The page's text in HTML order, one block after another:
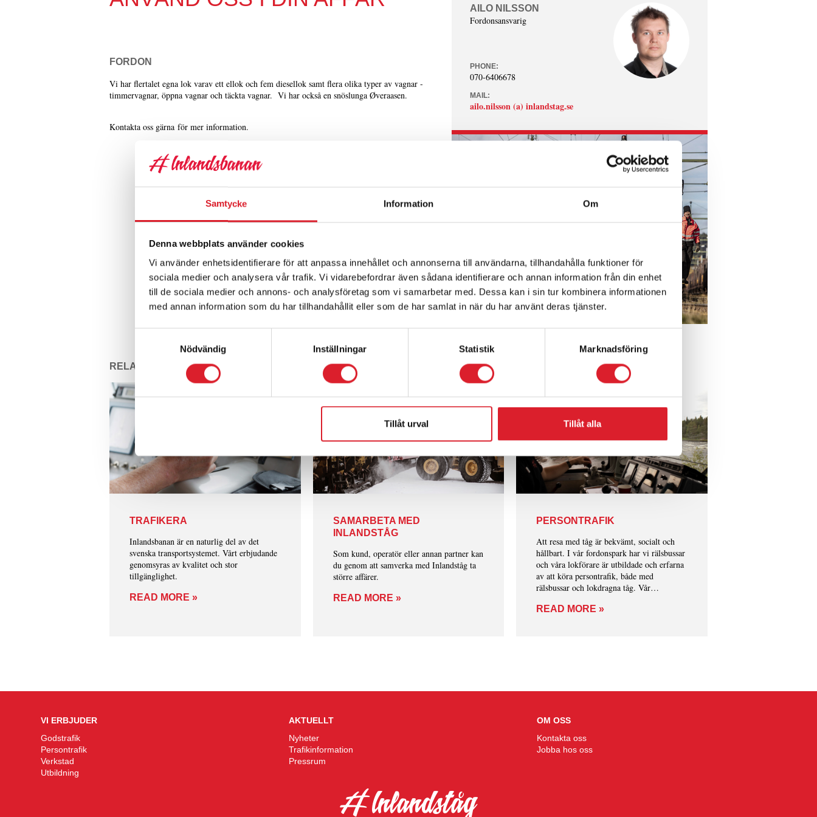
Samtycke Information Om
Denna webbplats använder cookies
Vi använder enhetsidentifierare för att anpassa innehållet och annonserna till användarna, tillhandahålla funktioner för
sociala medier och analysera vår trafik. Vi vidarebefordrar även sådana identifierare och annan information från din enhet
till de sociala medier och annons- och analysföretag som vi samarbetar med. Dessa kan i sin tur kombinera informationen
med annan information som du har tillhandahållit eller som de har samlat in när du har använt deras tjänster.
Nödvändig
Inställningar Statistik Marknadsföring
Tillåt urval Tillåt alla
FORDON
Vi har flertalet egna lok varav ett ellok och fem diesellok samt flera olika typer av vagnar -
timmervagnar, öppna vagnar och täckta vagnar. Vi har också en snöslunga Øveraasen.
Kontakta oss gärna för mer information.
se våra fordon här
AILO NILSSON
Fordonsansvarig
PHONE:
070-6406678
MAIL:
ailo.nilsson (a) inlandstag.se
RELATED PAGES
TRAFIKERA
Inlandsbanan är en naturlig del av det
svenska transportsystemet. Vårt erbjudande
genomsyras av kvalitet och stor
tillgänglighet.
READ MORE »
SAMARBETA MED
INLANDSTÅG
Som kund, operatör eller annan partner kan
du genom att samverka med Inlandståg ta
större affärer.
READ MORE »
PERSONTRAFIK
Att resa med tåg är bekvämt, socialt och
hållbart. I vår fordonspark har vi rälsbussar
och våra lokförare är utbildade och erfarna
av att köra persontrafik, både med
rälsbussar och lokdragna tåg. Vår
möjlighet för dig som också vill chartra
READ MORE »
VI ERBJUDER
Godstrafik
Persontrafik
Verkstad
Utbildning
AKTUELLT
Nyheter
Trafikinformation
Pressrum
OM OSS
Kontakta oss
Jobba hos oss